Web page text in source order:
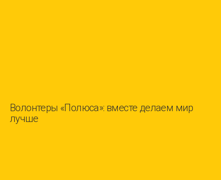
Волонтеры «Полюса»: вместе делаем мир
лучше